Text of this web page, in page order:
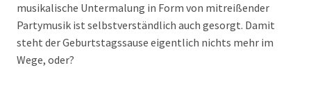
musikalische Untermalung in Form von mitreißender
Partymusik ist selbstverständlich auch gesorgt. Damit
steht der Geburtstagssause eigentlich nichts mehr im
Wege, oder?